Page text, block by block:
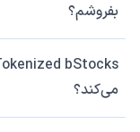
بفروشم؟
می‌کند؟